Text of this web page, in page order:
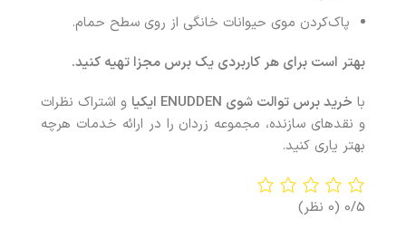
پاک‌کردن موی حیوانات خانگی از روی سطح حمام.
بهتر است برای هر کاربردی یک برس مجزا تهیه کنید.
با خرید برس توالت شوی ENUDDEN ایکیا
و اشتراک نظرات
و نقدهای سازنده، مجموعه زردان را در ارائه خدمات هرچه
بهتر یاری کنید.
0/5 (0 نظر)